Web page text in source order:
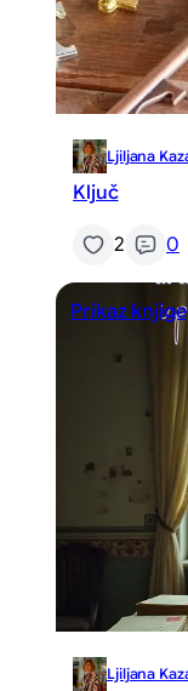
Ljiljana
Ključ
2 0
Prikaz knjige
Ljiljana